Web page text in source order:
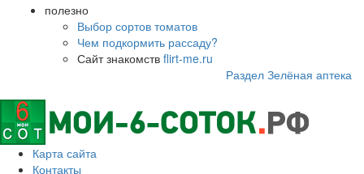
полезно
Выбор сортов томатов
Чем подкормить рассаду?
Сайт знакомств flirt-me.ru
Раздел Зелёная аптека
Карта сайта
Контакты